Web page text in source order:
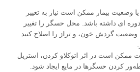
یا وضعیت بیمار ممکن است نیاز به تغییر
ای داشته باشد. محل حسگر را تغییر
گردش خون، و تراز را اصلاح کنید
ممکن است در اثر اتوکلاو کردن، استریل
کردن حسگرها در مایع ایجاد شود.